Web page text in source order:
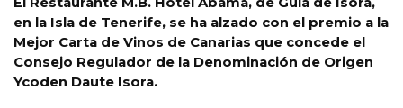
en la Isla de Tenerife, se ha alzado con el premio a la
Mejor Carta de Vinos de Canarias que concede el
Consejo Regulador de la Denominación de Origen
Ycoden Daute Isora.